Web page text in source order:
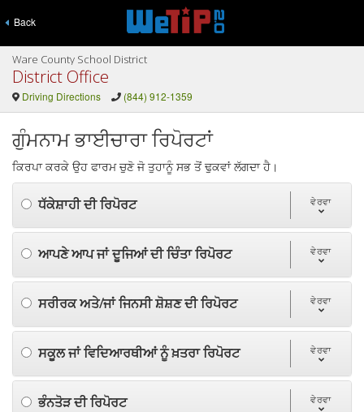
Back
Ware County School District
District Office
Driving Directions (844) 912-1359
ਗੁੰਮਨਾਮ ਭਾਈਚਾਰਾ ਰਿਪੋਰਟਾਂ
ਕਿਰਪਾ ਕਰਕੇ ਉਹ ਫਾਰਮ ਚੁਣੋ ਜੋ ਤੁਹਾਨੂੰ ਸਭ ਤੋਂ ਢੁਕਵਾਂ ਲੱਗਦਾ ਹੈ।
ਧੱਕੇਸ਼ਾਹੀ ਦੀ ਰਿਪੋਰਟ ਵੇਰਵਾ
ਆਪਣੇ ਆਪ ਜਾਂ ਦੂਜਿਆਂ ਦੀ ਚਿੰਤਾ ਰਿਪੋਰਟ ਵੇਰਵਾ
ਸਰੀਰਕ ਅਤੇ/ਜਾਂ ਜਿਨਸੀ ਸ਼ੋਸ਼ਣ ਦੀ ਰਿਪੋਰਟ ਵੇਰਵਾ
ਸਕੂਲ ਜਾਂ ਵਿਦਿਆਰਥੀਆਂ ਨੂੰ ਖ਼ਤਰਾ ਰਿਪੋਰਟ ਵੇਰਵਾ
ਭੰਨਤੋੜ ਦੀ ਰਿਪੋਰਟ ਵੇਰਵਾ